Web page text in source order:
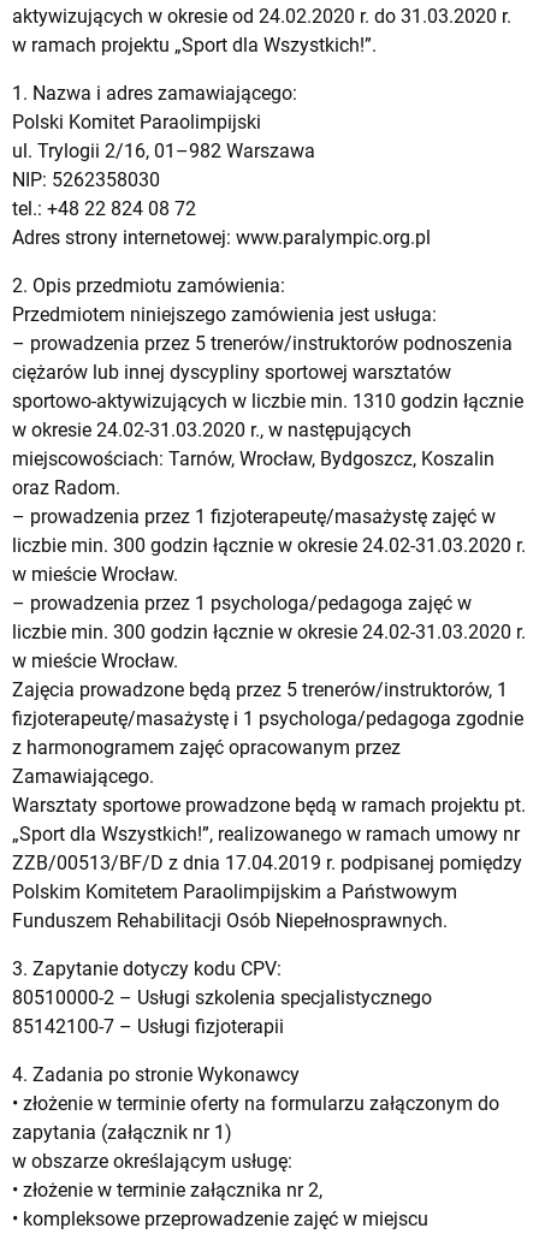
aktywizujących w okresie od 24.02.2020 r. do 31.03.2020 r.
w ramach projektu „Sport dla Wszystkich!”.
1. Nazwa i adres zamawiającego:
Polski Komitet Paraolimpijski
ul. Trylogii 2/16, 01–982 Warszawa
NIP: 5262358030
tel.: +48 22 824 08 72
Adres strony internetowej: www.paralympic.org.pl
2. Opis przedmiotu zamówienia:
Przedmiotem niniejszego zamówienia jest usługa:
– prowadzenia przez 5 trenerów/instruktorów podnoszenia
ciężarów lub innej dyscypliny sportowej warsztatów
sportowo-aktywizujących w liczbie min. 1310 godzin łącznie
w okresie 24.02-31.03.2020 r., w następujących
miejscowościach: Tarnów, Wrocław, Bydgoszcz, Koszalin
oraz Radom.
– prowadzenia przez 1 fizjoterapeutę/masażystę zajęć w
liczbie min. 300 godzin łącznie w okresie 24.02-31.03.2020 r.
w mieście Wrocław.
– prowadzenia przez 1 psychologa/pedagoga zajęć w
liczbie min. 300 godzin łącznie w okresie 24.02-31.03.2020 r.
w mieście Wrocław.
Zajęcia prowadzone będą przez 5 trenerów/instruktorów, 1
fizjoterapeutę/masażystę i 1 psychologa/pedagoga zgodnie
z harmonogramem zajęć opracowanym przez
Zamawiającego.
Warsztaty sportowe prowadzone będą w ramach projektu pt.
„Sport dla Wszystkich!”, realizowanego w ramach umowy nr
ZZB/00513/BF/D z dnia 17.04.2019 r. podpisanej pomiędzy
Polskim Komitetem Paraolimpijskim a Państwowym
Funduszem Rehabilitacji Osób Niepełnosprawnych.
3. Zapytanie dotyczy kodu CPV:
80510000-2 – Usługi szkolenia specjalistycznego
85142100-7 – Usługi fizjoterapii
4. Zadania po stronie Wykonawcy
• złożenie w terminie oferty na formularzu załączonym do
zapytania (załącznik nr 1)
w obszarze określającym usługę:
• złożenie w terminie załącznika nr 2,
• kompleksowe przeprowadzenie zajęć w miejscu